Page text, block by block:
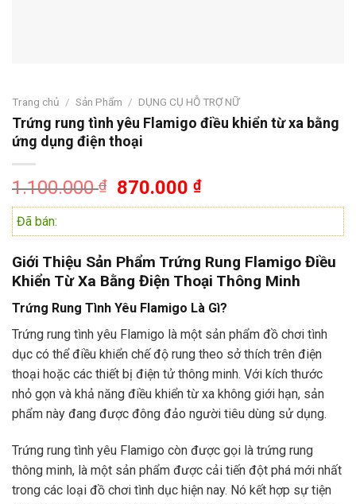
Trang chủ / Sản Phẩm / DỤNG CỤ HỖ TRỢ NỮ
Trứng rung tình yêu Flamigo điều khiển từ xa bằng
ứng dụng điện thoại
1.100.000₫
Giá
gốc
1.100.000 ₫.
870.000₫Giá
hiện
là:
870.000 ₫.
Đã bán:
Giới Thiệu Sản Phẩm Trứng Rung Flamigo Điều
Khiển Từ Xa Bằng Điện Thoại Thông Minh
Trứng Rung Tình Yêu Flamigo Là Gì?
Trứng rung tình yêu Flamigo là một sản phẩm đồ chơi tình
dục có thể điều khiển chế độ rung theo sở thích trên điện
thoại hoặc các thiết bị điện tử thông minh. Với kích thước
nhỏ gọn và khả năng điều khiển từ xa không giới hạn, sản
phẩm này đang được đông đảo người tiêu dùng sử dụng.
Trứng rung tình yêu Flamigo còn được gọi là trứng rung
thông minh, là một sản phẩm được cải tiến đột phá mới nhất
trong các loại đồ chơi tình dục hiện nay. Nó kết hợp sự tiện